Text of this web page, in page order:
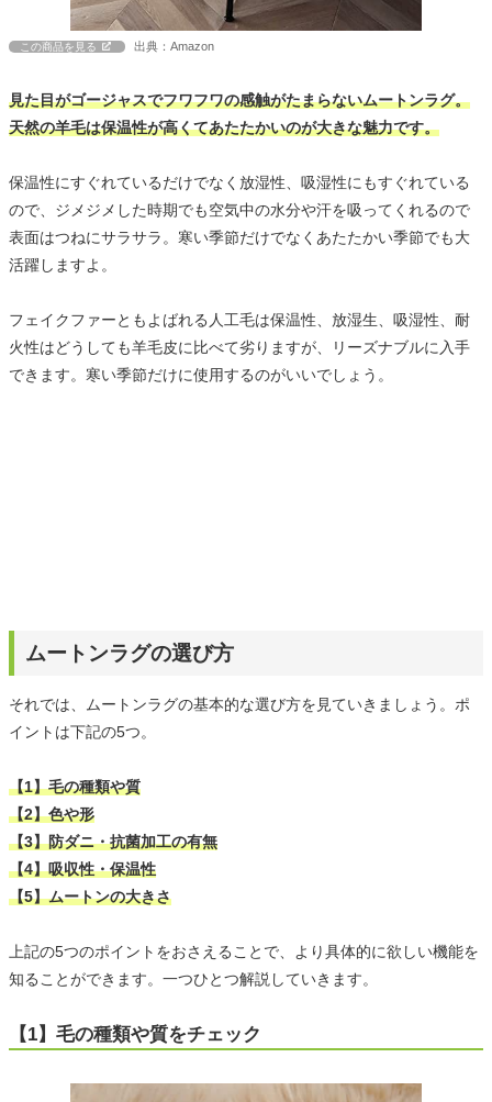
この商品を見る 出典：Amazon
見た目がゴージャスでフワフワの感触がたまらないムートンラグ。
天然の羊毛は保温性が高くてあたたかいのが大きな魅力です。
保温性にすぐれているだけでなく放湿性、吸湿性にもすぐれている
ので、ジメジメした時期でも空気中の水分や汗を吸ってくれるので
表面はつねにサラサラ。寒い季節だけでなくあたたかい季節でも大
活躍しますよ。
フェイクファーともよばれる人工毛は保温性、放湿生、吸湿性、耐
火性はどうしても羊毛皮に比べて劣りますが、リーズナブルに入手
できます。寒い季節だけに使用するのがいいでしょう。
ムートンラグの選び方
それでは、ムートンラグの基本的な選び方を見ていきましょう。ポ
イントは下記の5つ。
【1】毛の種類や質
【2】色や形
【3】防ダニ・抗菌加工の有無
【4】吸収性・保温性
【5】ムートンの大きさ
上記の5つのポイントをおさえることで、より具体的に欲しい機能を
知ることができます。一つひとつ解説していきます。
【1】毛の種類や質をチェック